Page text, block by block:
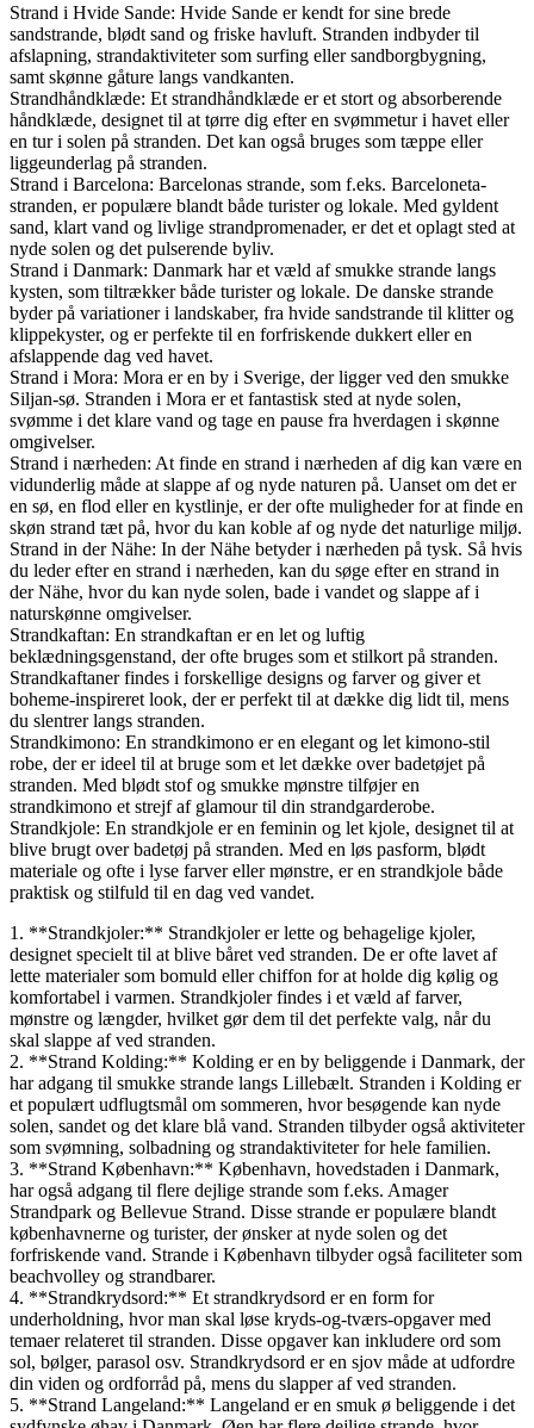
Strand i Hvide Sande: Hvide Sande er kendt for sine brede
sandstrande, blødt sand og friske havluft. Stranden indbyder til
afslapning, strandaktiviteter som surfing eller sandborgbygning,
samt skønne gåture langs vandkanten.
Strandhåndklæde: Et strandhåndklæde er et stort og absorberende
håndklæde, designet til at tørre dig efter en svømmetur i havet eller
en tur i solen på stranden. Det kan også bruges som tæppe eller
liggeunderlag på stranden.
Strand i Barcelona: Barcelonas strande, som f.eks. Barceloneta-
stranden, er populære blandt både turister og lokale. Med gyldent
sand, klart vand og livlige strandpromenader, er det et oplagt sted at
nyde solen og det pulserende byliv.
Strand i Danmark: Danmark har et væld af smukke strande langs
kysten, som tiltrækker både turister og lokale. De danske strande
byder på variationer i landskaber, fra hvide sandstrande til klitter og
klippekyster, og er perfekte til en forfriskende dukkert eller en
afslappende dag ved havet.
Strand i Mora: Mora er en by i Sverige, der ligger ved den smukke
Siljan-sø. Stranden i Mora er et fantastisk sted at nyde solen,
svømme i det klare vand og tage en pause fra hverdagen i skønne
omgivelser.
Strand i nærheden: At finde en strand i nærheden af dig kan være en
vidunderlig måde at slappe af og nyde naturen på. Uanset om det er
en sø, en flod eller en kystlinje, er der ofte muligheder for at finde en
skøn strand tæt på, hvor du kan koble af og nyde det naturlige miljø.
Strand in der Nähe: In der Nähe betyder i nærheden på tysk. Så hvis
du leder efter en strand i nærheden, kan du søge efter en strand in
der Nähe, hvor du kan nyde solen, bade i vandet og slappe af i
naturskønne omgivelser.
Strandkaftan: En strandkaftan er en let og luftig
beklædningsgenstand, der ofte bruges som et stilkort på stranden.
Strandkaftaner findes i forskellige designs og farver og giver et
boheme-inspireret look, der er perfekt til at dække dig lidt til, mens
du slentrer langs stranden.
Strandkimono: En strandkimono er en elegant og let kimono-stil
robe, der er ideel til at bruge som et let dække over badetøjet på
stranden. Med blødt stof og smukke mønstre tilføjer en
strandkimono et strejf af glamour til din strandgarderobe.
Strandkjole: En strandkjole er en feminin og let kjole, designet til at
blive brugt over badetøj på stranden. Med en løs pasform, blødt
materiale og ofte i lyse farver eller mønstre, er en strandkjole både
praktisk og stilfuld til en dag ved vandet.
1. **Strandkjoler:** Strandkjoler er lette og behagelige kjoler,
designet specielt til at blive båret ved stranden. De er ofte lavet af
lette materialer som bomuld eller chiffon for at holde dig kølig og
komfortabel i varmen. Strandkjoler findes i et væld af farver,
mønstre og længder, hvilket gør dem til det perfekte valg, når du
skal slappe af ved stranden.
2. **Strand Kolding:** Kolding er en by beliggende i Danmark, der
har adgang til smukke strande langs Lillebælt. Stranden i Kolding er
et populært udflugtsmål om sommeren, hvor besøgende kan nyde
solen, sandet og det klare blå vand. Stranden tilbyder også aktiviteter
som svømning, solbadning og strandaktiviteter for hele familien.
3. **Strand København:** København, hovedstaden i Danmark,
har også adgang til flere dejlige strande som f.eks. Amager
Strandpark og Bellevue Strand. Disse strande er populære blandt
københavnerne og turister, der ønsker at nyde solen og det
forfriskende vand. Strande i København tilbyder også faciliteter som
beachvolley og strandbarer.
4. **Strandkrydsord:** Et strandkrydsord er en form for
underholdning, hvor man skal løse kryds-og-tværs-opgaver med
temaer relateret til stranden. Disse opgaver kan inkludere ord som
sol, bølger, parasol osv. Strandkrydsord er en sjov måde at udfordre
din viden og ordforråd på, mens du slapper af ved stranden.
5. **Strand Langeland:** Langeland er en smuk ø beliggende i det